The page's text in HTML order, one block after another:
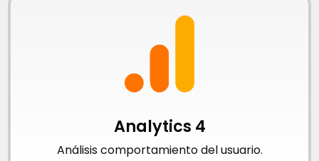
Analytics 4
Análisis comportamiento del usuario.